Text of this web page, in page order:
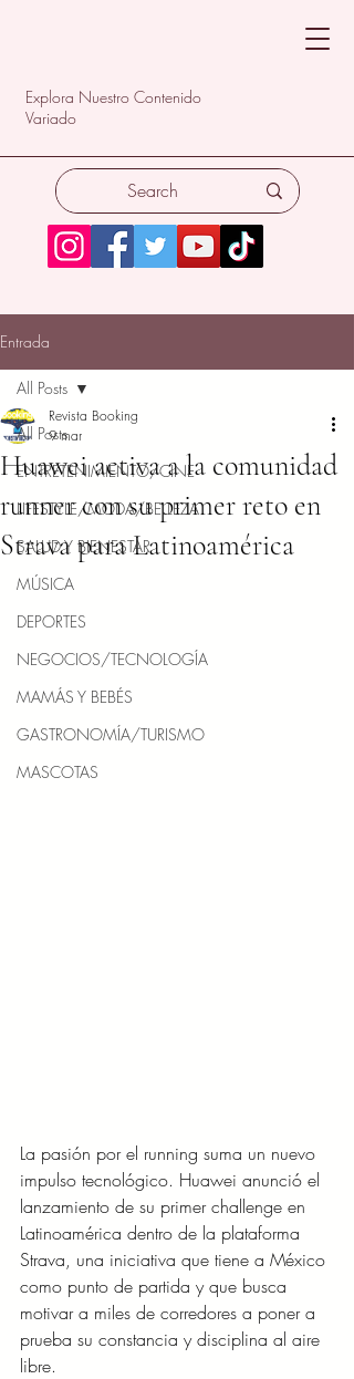
Explora Nuestro Contenido
Variado
Entrada
All Posts
ENTRETENIMIENTO/CINE
LIFESTYLE/MODA/BELLEZA
SALUD Y BIENESTAR
MÚSICA
DEPORTES
NEGOCIOS/TECNOLOGÍA
MAMÁS Y BEBÉS
GASTRONOMÍA/TURISMO
MASCOTAS
All Posts
Huawei activa a la comunidad
runner con su primer reto en
Strava para Latinoamérica
Revista Booking
9 mar
La pasión por el running suma un nuevo
impulso tecnológico. Huawei anunció el
lanzamiento de su primer challenge en
Latinoamérica dentro de la plataforma
Strava, una iniciativa que tiene a México
como punto de partida y que busca
motivar a miles de corredores a poner a
prueba su constancia y disciplina al aire
libre.